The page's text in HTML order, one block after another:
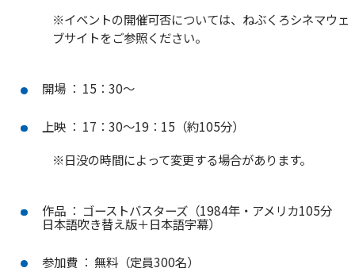
※イベントの開催可否については、ねぶくろシネマウェ
ブサイトをご参照ください。
開場 ： 15：30～
上映 ： 17：30～19：15（約105分）
※日没の時間によって変更する場合があります。
作品 ： ゴーストバスターズ（1984年・アメリカ105分
日本語吹き替え版＋日本語字幕）
参加費 ： 無料（定員300名）